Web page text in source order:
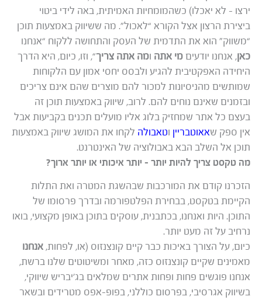
ירצו – לא יאכלו) כשהמומחיות האמיתית, באה לידי ביטוי
ביצירת הרצון אצל הקורא “לאכול”. מה ששיווק באמצעות תוכן
“משווק” הוא את התדמית של העסק והתחושה ללקוח “אנחנו
כאן, אנחנו יודעים מי אתה ומה אתה צריך“, וזו, כיום, היא הדרך
היחידה האפקטיבית להגיע ולבסס יחסי אמון עם הלקוחות
שמותשים מהניסיונות למכור להם מוצרים שהם אינם צריכים
ובזמנים שאינם נוחים להם. לרוב, שיווק באמצעות תוכן זה
בעצם כל אתר שמחזיק בלוג אליו מועלים תכנים בקביעות אבל
אין ספק שאאוטבריין וטאבולה לקחו את המושג שיווק באמצעות
תוכן אל השלב הבא באבולוציה של האינטרנט.
מה טקסט צריך להיות יותר – יותר איכותי או יותר ארוך?
הזכרנו קודם את המורכבות שבהשגת המטרה ואת התלות
הקיימת בטקסט, בבחירת הפלטפורמה ובדרך פרסומו של
התוכן. היות ואנחנו, בכתבנית, עוסקים בתוכן באופן מקצועי, בואו
נרחיב על זה מעט יותר.
כיום, על הצורך באיכות כבר קיים קונצנזוס (או, לפחות, אנחנו
מאמינים שקיים קונצנזוס כזה, מאחר ומשיטוטים שלנו ברשת,
אנחנו פוגשים פחות ופחות אתרים שמלאים בג’יבריש שיווקי,
בשיווק אגרסיבי, בפרסום כוללני, בפופ-אפס מטרידים ובשאר